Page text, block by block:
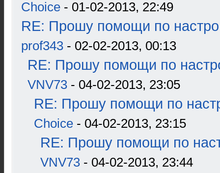
Choice - 01-02-2013, 22:49
RE: Прошу помощи по
prof343 - 02-02-2013, 00:13
RE: Прошу помощи по
VNV73 - 04-02-2013, 23:05
RE: Прошу помощи по
Choice - 04-02-2013, 23:15
RE: Прошу помощи по
VNV73 - 04-02-2013, 23:44